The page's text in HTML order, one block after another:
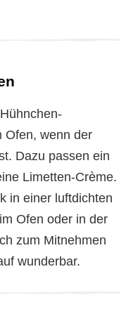
Ofen, wenn der
Dazu passen ein
Limetten-Crème.
in einer luftdichten
Ofen oder in der
zum Mitnehmen
wunderbar.